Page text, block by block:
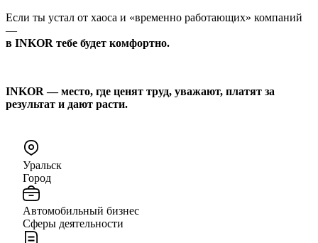
Если ты устал от хаоса и «временно работающих» компаний
—
в INKOR тебе будет комфортно.
INKOR — место, где ценят труд, уважают, платят за
результат и дают расти.
Уральск
Город
Автомобильный бизнес
Сферы деятельности